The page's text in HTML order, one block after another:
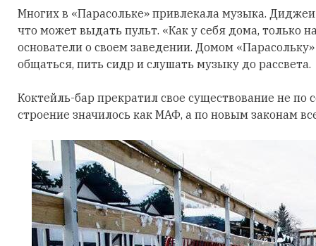
Многих в «Парасольке» привлекала музыка.
что может выдать пульт. «Как у себя дома, только
основатели о своем заведении. Домом
общаться, пить сидр и слушать музыку до рассвета.
Коктейль-бар прекратил свое существование не
строение значилось как МАФ, а по новым законам